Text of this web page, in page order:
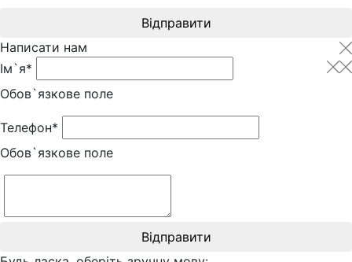
Відправити
Написати нам
Ім`я*
Обов`язкове поле
Телефон*
Обов`язкове поле
Відправити